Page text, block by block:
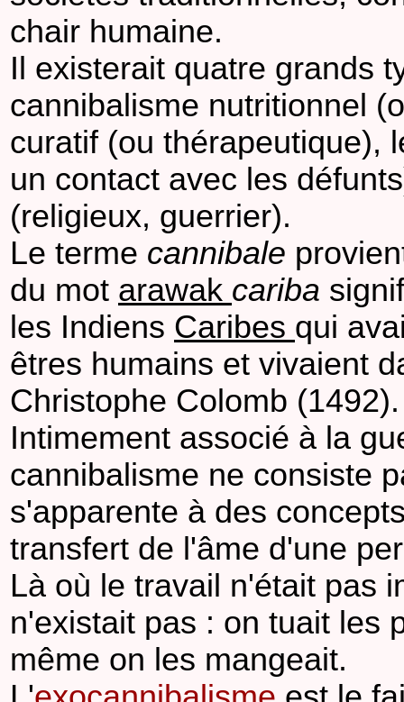
chair humaine.
Il existerait quatre grands
cannibalisme nutritionnel
curatif (ou thérapeutique),
un contact avec les
(religieux, guerrier).
Le terme cannibale
du mot arawak cariba
les Indiens Caribes qui
êtres humains et vivaient
Christophe Colomb (1492).
Intimement associé à la
cannibalisme ne consiste
s'apparente à des
transfert de l'âme d'une
Là où le travail n'était pas
n'existait pas : on tuait les
même on les mangeait.